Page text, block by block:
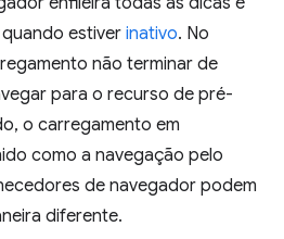
estiver inativo. No
não terminar de
para o recurso de pré-
o carregamento em
como a navegação pelo
de navegador podem
diferente.